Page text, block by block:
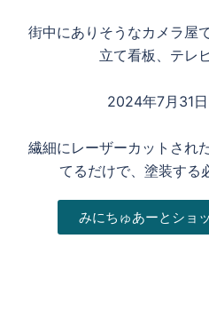
街中にありそうなカメラ屋
立て看板、テレ
2024年7月31
繊細にレーザーカットされ
てるだけで、塗装する
みにちゅあーとショ